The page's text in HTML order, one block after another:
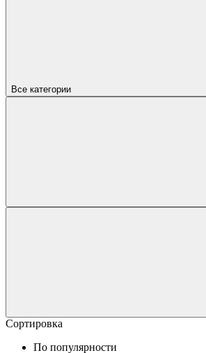
Все категории
Сортировка
По популярности